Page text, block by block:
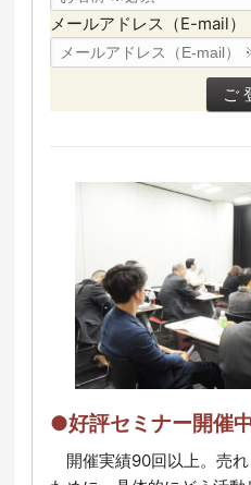
メールアドレス（E-mail）
●好評セミナー開催
開催実績90回以上。売